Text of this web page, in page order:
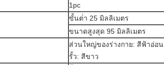
1pc
ขั้นต่ํา 25 มิลลิเมตร
ขนาดสูงสุด 95 มิลลิเมตร
ส่วนใหญ่ของร่างกาย: สีฟ้าอ่อน
รั้ว: สีขาว